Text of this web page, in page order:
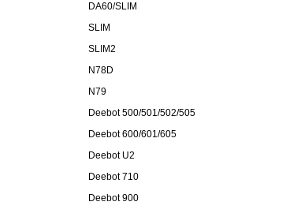
DA60/SLIM
SLIM
SLIM2
N78D
N79
Deebot 500/501/502/505
Deebot 600/601/605
Deebot U2
Deebot 710
Deebot 900